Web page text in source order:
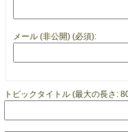
メール (非公開) (必須):
トピックタイトル (最大の長さ: